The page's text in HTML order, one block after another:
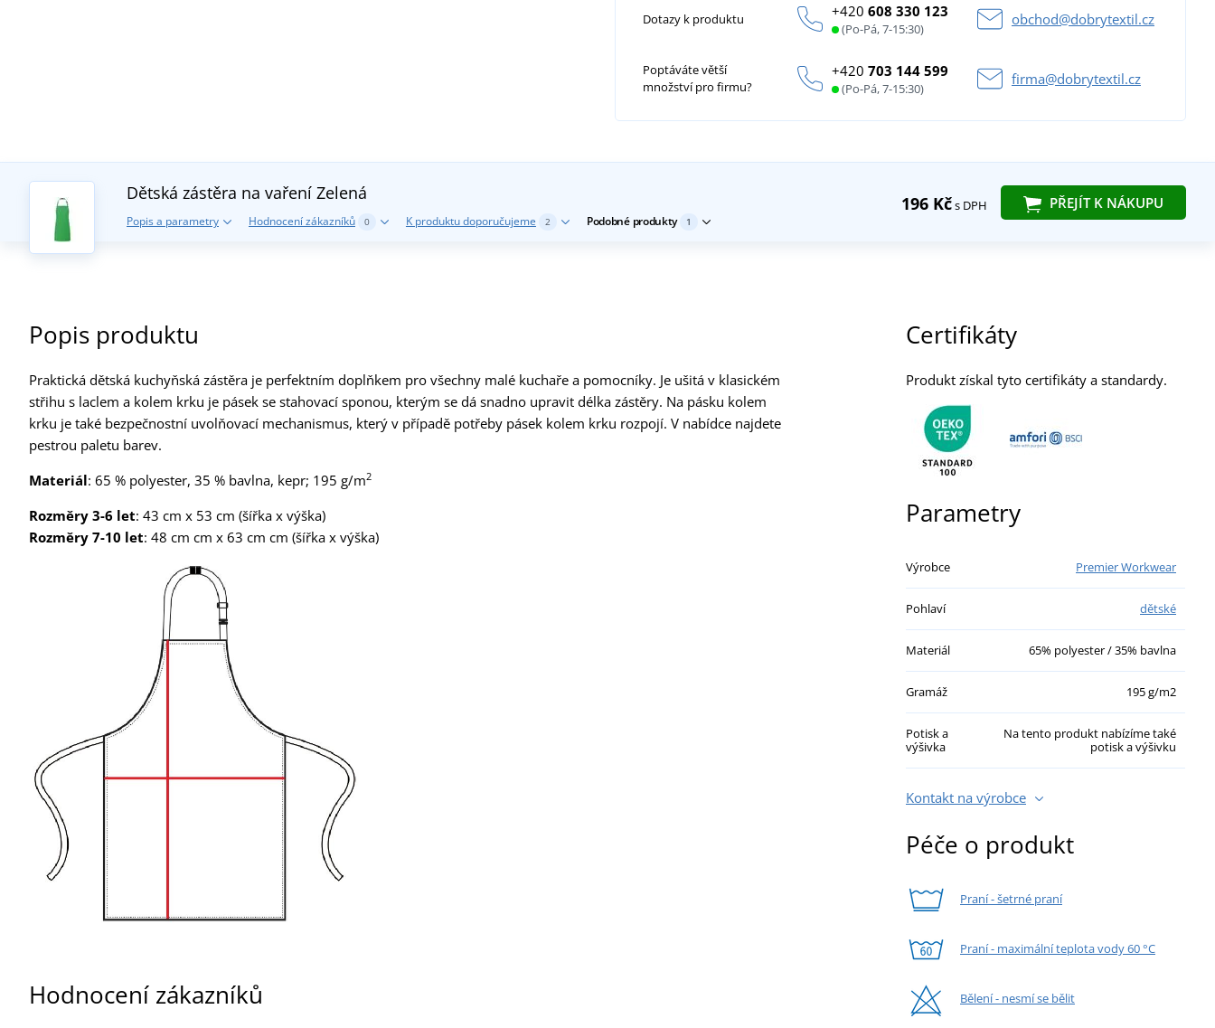
Dotazy k produktu +420608 330 123
(Po-Pá, 7-15:30)
obchod@dobrytextil.cz
Poptáváte větší
množství pro firmu?
+420703 144 599
(Po-Pá, 7-15:30)
firma@dobrytextil.cz
196 Kčs DPH PŘEJÍT K NÁKUPU
Dětská zástěra na vaření Zelená
Popis a parametry Hodnocení zákazníků 0 K produktu doporučujeme 2 Podobné produkty 1
Popis produktu
Praktická dětská kuchyňská zástěra je perfektním doplňkem pro všechny malé kuchaře a pomocníky. Je ušitá v klasickém
střihu s laclem a kolem krku je pásek se stahovací sponou, kterým se dá snadno upravit délka zástěry. Na pásku kolem
krku je také bezpečnostní uvolňovací mechanismus, který v případě potřeby pásek kolem krku rozpojí. V nabídce najdete
pestrou paletu barev.
Materiál: 65 % polyester, 35 % bavlna, kepr; 195 g/m2
Rozměry 3-6 let: 43 cm x 53 cm (šířka x výška)
Rozměry 7-10 let: 48 cm cm x 63 cm cm (šířka x výška)
Hodnocení zákazníků
Certifikáty
Produkt získal tyto certifikáty a standardy.
Parametry
Výrobce Premier Workwear
Pohlaví dětské
Materiál 65% polyester / 35% bavlna
Gramáž 195 g/m2
Potisk a
výšivka
Na tento produkt nabízíme také
potisk a výšivku
Kontakt na výrobce
Péče o produkt
Praní - šetrné praní
Praní - maximální teplota vody 60 °C
Bělení - nesmí se bělit